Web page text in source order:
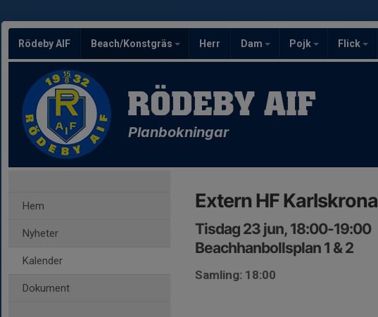
Rödeby AIF Beach/Konstgräs Herr Dam Pojk Flick
RÖDEBY AIF
Planbokningar
Hem
Nyheter
Kalender
Dokument
Extern HF Karlskrona
Tisdag 23 jun, 18:00-19:00
Beachhanbollsplan 1 & 2
Samling: 18:00